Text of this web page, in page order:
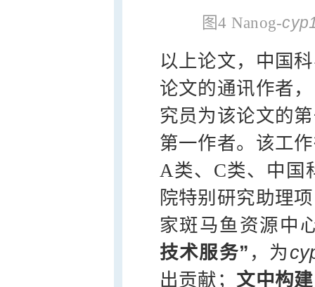
图4 Nanog-
以上论文，中国
论文的通讯作者
究员为该论文的
第一作者。该工
A类、C类、中国
院特别研究助理
家斑马鱼资源中
技术服务” ，为
出贡献；文中构